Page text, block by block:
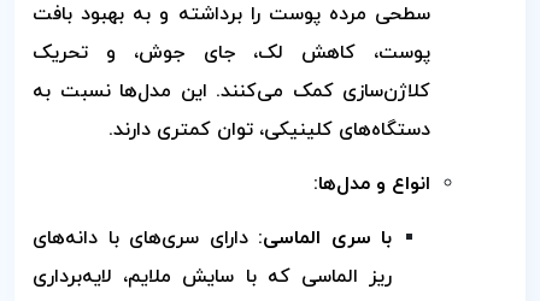
سطحی مرده پوست را برداشته و به بهبود بافت
پوست، کاهش لک، جای جوش، و تحریک
کلاژن‌سازی کمک می‌کنند. این مدل‌ها نسبت به
دستگاه‌های کلینیکی، توان کمتری دارند.
انواع و مدل‌ها:
با سری الماسی: دارای سری‌های با دانه‌های
ریز الماسی که با سایش ملایم، لایه‌برداری